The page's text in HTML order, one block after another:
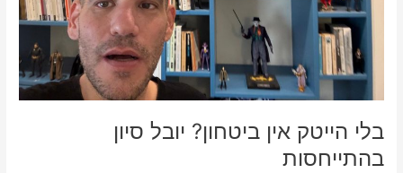
בלי הייטק אין ביטחון? יובל סיון
בהתייחסות